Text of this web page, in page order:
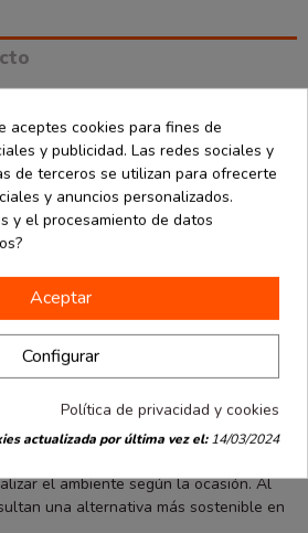
triangulares de papel es una
económica y muy efectiva para dar un
Con una longitud total de 25
20x30 cm, permite decorar amplias
y vistosa.
estas banderas aportan color y
de todo tipo. Son ideales para fiestas
eventos culturales, decoraciones
o como recurso visual para
de triángulo combina fácilmente con
el ambiente según la ocasión. Al
una alternativa más sostenible en
aceptes cookies para fines de
y publicidad. Las redes sociales y
de terceros se utilizan para ofrecerte
y anuncios personalizados.
y el procesamiento de datos
Aceptar
Configurar
Política de privacidad y cookies
actualizada por última vez el:14/03/2024